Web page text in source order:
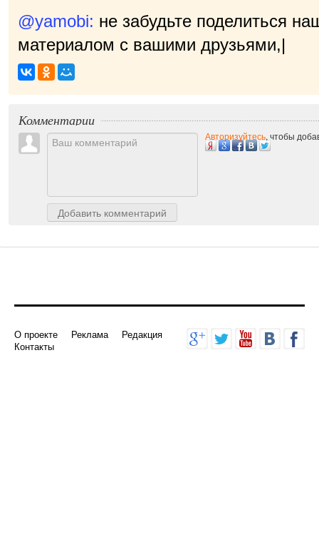
@yamobi: не забудьте поделиться
материалом с вашими друзьями,
Комментарии
Добавить комментарий
Авторизуйтесь, чтобы
О проекте Реклама
Редакция
Контакты